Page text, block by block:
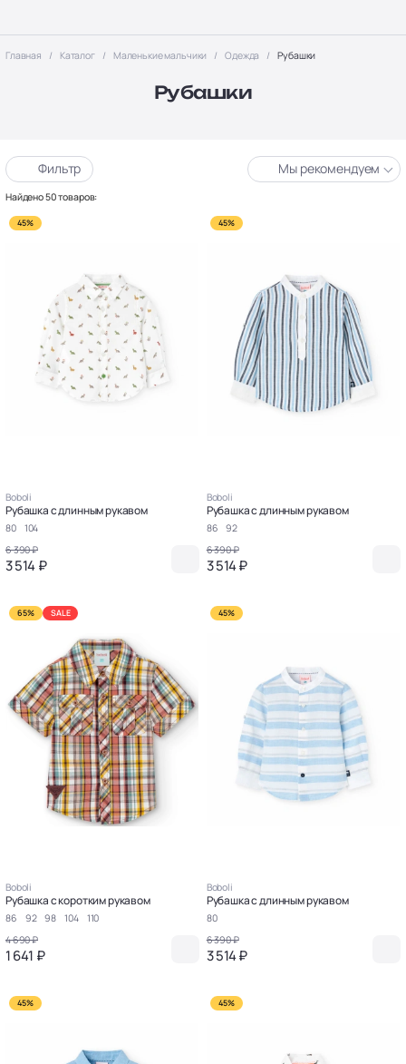
Главная Каталог Маленькие мальчики Одежда Рубашки
Рубашки
Фильтр Мы рекомендуем
Найдено 50 товаров:
45%
Boboli
Рубашка с длинным рукавом
80
104
6 390 ₽
3 514 ₽
45%
Boboli
Рубашка с длинным рукавом
86
92
6 390 ₽
3 514 ₽
65% SALE
Boboli
Рубашка с коротким рукавом
86 92 98 104
110
4 690 ₽
1 641 ₽
45%
Boboli
Рубашка с длинным рукавом
80
6 390 ₽
3 514 ₽
45% 45%